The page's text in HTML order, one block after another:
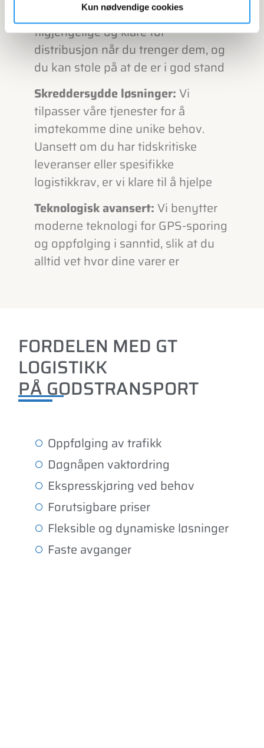
Kun nødvendige cookies
lagerstyring sørger for at varene er
tilgjengelige og klare for
distribusjon når du trenger dem, og
du kan stole på at de er i god stand
Skreddersydde løsninger:Vi
tilpasser våre tjenester for å
imøtekomme dine unike behov.
Uansett om du har tidskritiske
leveranser eller spesifikke
logistikkrav, er vi klare til å hjelpe
Teknologisk avansert:Vi benytter
moderne teknologi for GPS-sporing
og oppfølging i sanntid, slik at du
alltid vet hvor dine varer er
FORDELEN MED GT
LOGISTIKK
PÅ GODSTRANSPORT
Oppfølging av trafikk
Døgnåpen vaktordring
Ekspresskjøring ved behov
Forutsigbare priser
Fleksible og dynamiske løsninger
Faste avganger